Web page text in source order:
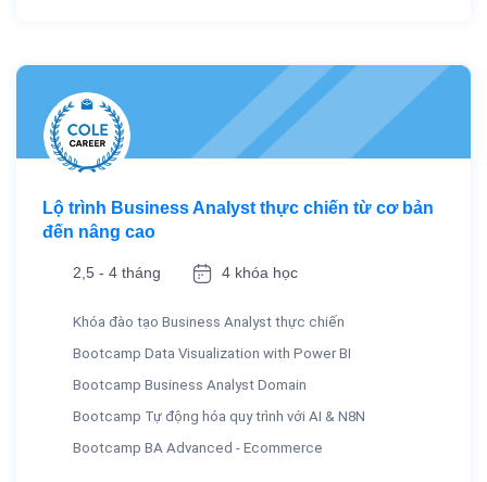
Lộ trình Business Analyst thực chiến từ cơ bản
đến nâng cao
2,5 - 4 tháng 4 khóa học
Khóa đào tạo Business Analyst thực chiến
Bootcamp Data Visualization with Power BI
Bootcamp Business Analyst Domain
Bootcamp Tự động hóa quy trình với AI & N8N
Bootcamp BA Advanced - Ecommerce